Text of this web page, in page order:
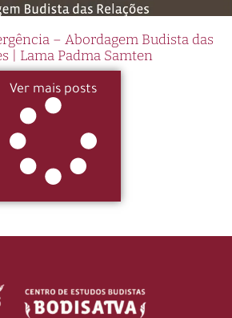
– Abordagem Budista das
| Lama Padma Samten
Ver mais posts